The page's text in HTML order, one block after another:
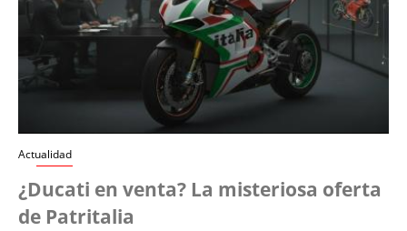
Actualidad
¿Ducati en venta? La misteriosa oferta
de Patritalia